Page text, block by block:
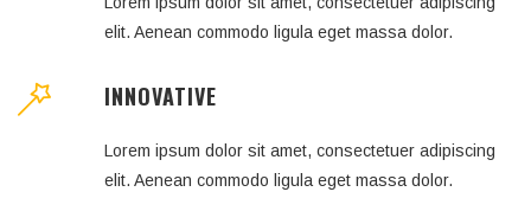
elit. Aenean commodo ligula eget massa dolor.
INNOVATIVE
Lorem ipsum dolor sit amet, consectetuer adipiscing
elit. Aenean commodo ligula eget massa dolor.